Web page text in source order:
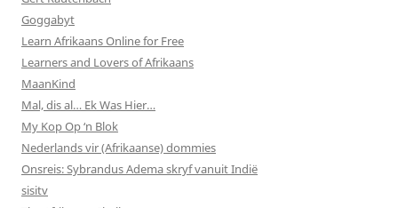
Goggabyt
Learn Afrikaans Online for Free
Learners and Lovers of Afrikaans
MaanKind
Mal, dis al… Ek Was Hier…
My Kop Op ‘n Blok
Nederlands vir (Afrikaanse) dommies
Onsreis: Sybrandus Adema skryf vanuit Indië
sisitv